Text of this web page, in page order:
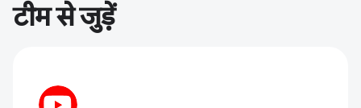
टीम से जुड़ें